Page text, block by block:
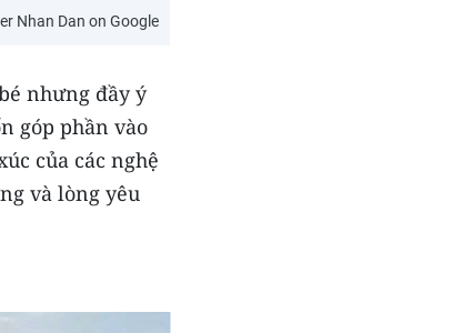
Nhan Dan on Google
nhưng đầy ý
góp phần vào
của các nghệ
và lòng yêu